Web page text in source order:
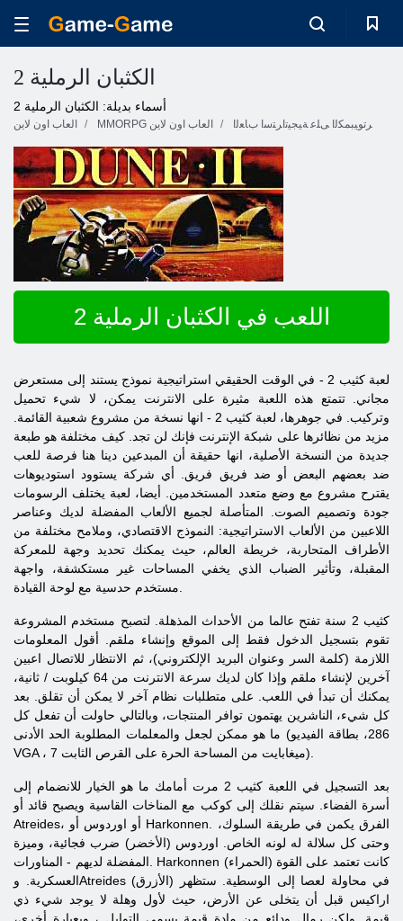
الكثبان الرملية 2
أسماء بديلة: الكثبان الرملية 2
العاب اون لاين MMORPG العاب اون لاين ﺮﺗﻮﻴﺒﻤﻜﻟﺍ ﻰﻠﻋ ﺔﻴﺠﻴﺗﺍﺮﺘﺳﺍ ﺏﺎﻌﻟﺍ
اللعب في الكثبان الرملية 2
لعبةكثيب
2 - في الوقت الحقيقي استراتيجية نموذج يستند إلى مستعرض
مجاني. تتمتع هذه اللعبة مثيرة على الانترنت يمكن، لا شيء تحميل
وتركيب. في جوهرها، لعبة كثيب 2 - انها نسخة من مشروع شعبية القائمة.
مزيد من نظائرها على شبكة الإنترنت فإنك لن تجد. كيف مختلفة هو طبعة
جديدة من النسخة الأصلية، انها حقيقة أن المبدعين دينا هنا فرصة للعب
ضد بعضهم البعض أو ضد فريق فريق. أي شركة يستوود استوديوهات
يقترح مشروع مع وضع متعدد المستخدمين. أيضا، لعبة يختلف الرسومات
جودة وتصميم الصوت. المتأصلة لجميع الألعاب المفضلة لديك وعناصر
اللاعبين من الألعاب الاستراتيجية: النموذج الاقتصادي، وملامح مختلفة من
الأطراف المتحاربة، خريطة العالم، حيث يمكنك تحديد وجهة للمعركة
المقبلة، وتأثير الضباب الذي يخفي المساحات غير مستكشفة، واجهة
كثيب 2 سنة
تفتح عالما من الأحداث المذهلة. لتصبح مستخدم المشروعة
تقوم بتسجيل الدخول فقط إلى الموقع وإنشاء ملقم. أقول المعلومات
اللازمة (كلمة السر وعنوان البريد الإلكتروني)، ثم الانتظار للاتصال اعبين
آخرين لإنشاء ملقم وإذا كان لديك سرعة الانترنت من 64 كيلوبت / ثانية،
يمكنك أن تبدأ في اللعب. على متطلبات نظام آخر لا يمكن أن تقلق. بعد
كل شيء، الناشرين يهتمون توافر المنتجات، وبالتالي حاولت أن تفعل كل
ما هو ممكن لجعل والمعلمات المطلوبة الحد الأدنى (286، بطاقة الفيديو
VGA
، 7 ميغابايت من المساحة الحرة على القرص الثابت).
بعد التسجيل في اللعبة كثيب
2 مرت أمامك ما هو الخيار للانضمام إلى
أسرة الفضاء. سيتم نقلك إلى كوكب مع المناخات القاسية ويصبح قائد أو
Atreides، أو اوردوس أو Harkonnen. الفرق يكمن في طريقة السلوك،
وحتى كل سلالة له لونه الخاص. اوردوس (الأخضر) ضرب فجائية، وميزة
المفضلة لديهم - المناورات. Harkonnen (الحمراء) كانت تعتمد على القوة
العسكرية. وAtreides (الأزرق) في محاولة لعصا إلى الوسطية. ستظهر
اراكيس قبل أن يتخلى عن الأرض، حيث لأول وهلة لا يوجد شيء ذي